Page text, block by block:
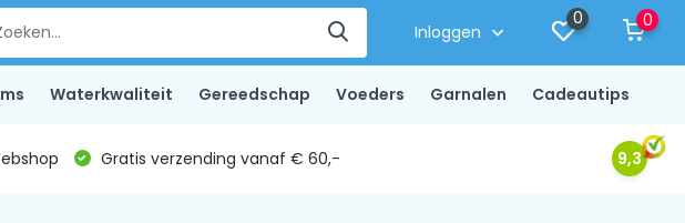
Inloggen
0 0
Waterkwaliteit Gereedschap Voeders Garnalen Cadeautips
Gratis verzending vanaf € 60,- 9,3